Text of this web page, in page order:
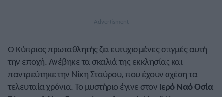
Ο Κύπριος πρωταθλητής ζει ευτυχισμένες στιγμές αυτή
την εποχή. Ανέβηκε τα σκαλιά της εκκλησίας και
παντρεύτηκε την Νίκη Σταύρου, που έχουν σχέση τα
τελευταία χρόνια. Το μυστήριο έγινε στον Ιερό Ναό Οσία